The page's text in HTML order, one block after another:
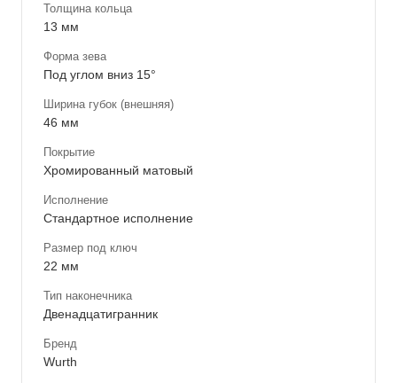
Толщина кольца
13 мм
Форма зева
Под углом вниз 15°
Ширина губок (внешняя)
46 мм
Покрытие
Хромированный матовый
Исполнение
Стандартное исполнение
Размер под ключ
22 мм
Тип наконечника
Двенадцатигранник
Бренд
Wurth